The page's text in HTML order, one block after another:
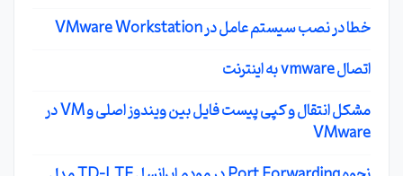
خطا در نصب سیستم عامل در VMware Workstation
اتصال vmware به اینترنت
مشکل انتقال و کپی پیست فایل بین ویندوز اصلی و VM در
VMware